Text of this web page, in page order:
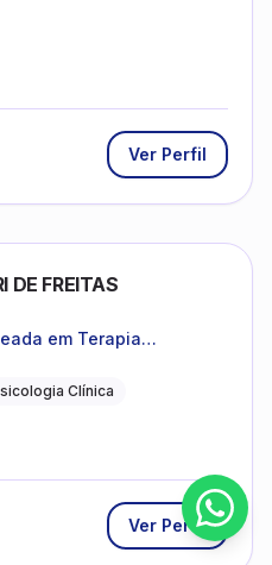
Ver Perfil
DE FREITAS
em Terapia
Clínica
Ver Perfil